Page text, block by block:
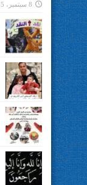
8 سبتمبر، 2025